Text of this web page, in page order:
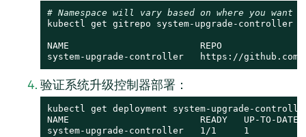
# Namespace will vary based on where you want
kubectl get gitrepo system-upgrade-
NAME                        REPO
system-upgrade-controller   https://
验证系统升级控制器部署：
kubectl get deployment system-upgrade-
NAME                        READY   UP-TO-DATE
system-upgrade-controller   1/1     1